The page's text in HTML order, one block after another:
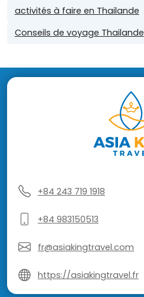
activités à faire en Thailande
Conseils de voyage Thailande
+84 243 719 1918
+84 983150513
fr@asiakingtravel.com
https://asiakingtravel.fr